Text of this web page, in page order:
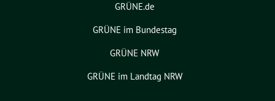
GRÜNE.de
GRÜNE im Bundestag
GRÜNE NRW
GRÜNE im Landtag NRW